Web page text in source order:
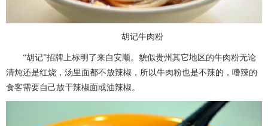
胡记牛肉粉
“胡记”招牌上标明了来自安顺。貌似贵州其它地区的牛肉粉无论
清炖还是红烧，汤里面都不放辣椒，所以牛肉粉也是不辣的，嗜辣的
食客需要自己放干辣椒面或油辣椒。